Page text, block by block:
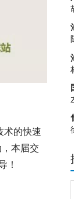
术的快速
本届交
！